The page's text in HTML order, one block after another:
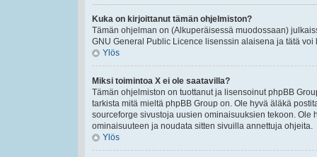
Kuka on kirjoittanut tämän ohjelmiston?
Tämän ohjelman on (Alkuperäisessä muodossaan)
GNU General Public Licence lisenssin alaisena ja tätä
Ylös
Miksi toimintoa X ei ole saatavilla?
Tämän ohjelmiston on tuottanut ja lisensoinut phpBB
tarkista mitä mieltä phpBB Group on. Ole hyvä äläkä
sourceforge sivustoja uusien ominaisuuksien tekoon.
ominaisuuteen ja noudata sitten sivuilla annettuja ohjeita.
Ylös